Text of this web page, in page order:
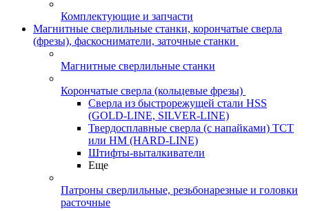
Комплектующие и запчасти
Магнитные сверлильные станки, корончатые сверла
(фрезы), фаскосниматели, заточные станки
Магнитные сверлильные станки
Корончатые сверла (кольцевые фрезы)
Сверла из быстрорежущей стали HSS
(GOLD-LINE, SILVER-LINE)
Твердосплавные сверла (с напайками) ТСТ
или HM (HARD-LINE)
Штифты-выталкиватели
Еще
Патроны сверлильные, резьбонарезные и головки
расточные